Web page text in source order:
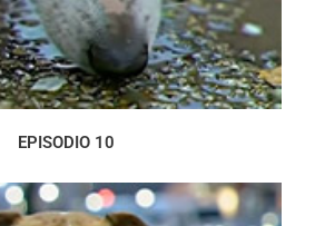
EPISODIO 10